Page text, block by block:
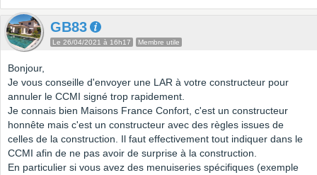
GB83
Le 26/04/2021 à 16h17 Membre utile
Bonjour,
Je vous conseille d'envoyer une LAR à votre constructeur pour
annuler le CCMI signé trop rapidement.
Je connais bien Maisons France Confort, c'est un constructeur
honnête mais c'est un constructeur avec des règles issues de
celles de la construction. Il faut effectivement tout indiquer dans le
CCMI afin de ne pas avoir de surprise à la construction.
En particulier si vous avez des menuiseries spécifiques (exemple